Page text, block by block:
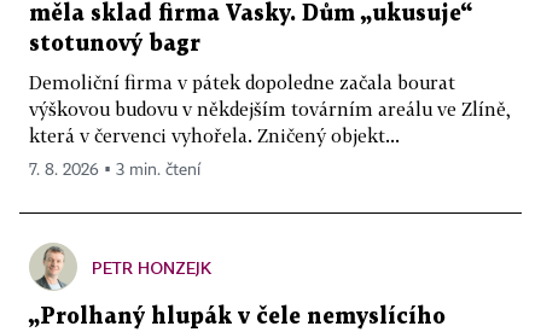
měla sklad firma Vasky. Dům „ukusuje“
stotunový bagr
Demoliční firma v pátek dopoledne začala bourat
výškovou budovu v někdejším továrním areálu ve Zlíně,
která v červenci vyhořela. Zničený objekt...
7. 8. 2026 ▪ 3 min. čtení
PETR HONZEJK
„Prolhaný hlupák v čele nemyslícího